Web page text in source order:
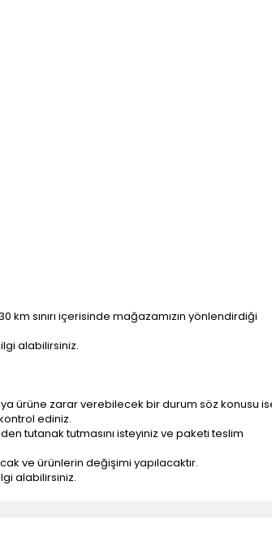
sınırı içerisinde mağazamızın yönlendirdiği
alabilirsiniz.
ürüne zarar verebilecek bir durum söz konusu
ediniz.
tutanak tutmasını isteyiniz ve paketi teslim
ve ürünlerin değişimi yapılacaktır.
alabilirsiniz.